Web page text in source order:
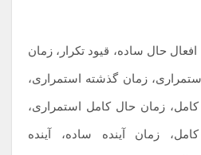
حال ساده، قیود تکرار، زمان
زمان گذشته استمراری،
زمان حال کامل استمراری،
زمان آینده ساده، آینده